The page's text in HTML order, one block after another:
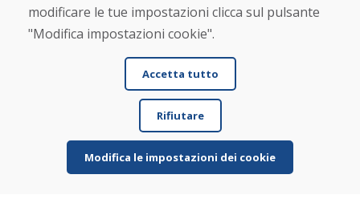
Verificato dai clienti
★★★★★
modificare le tue impostazioni clicca sul pulsante
"Modifica impostazioni cookie".
Accetta tutto
Rifiutare
Modifica le impostazioni dei cookie